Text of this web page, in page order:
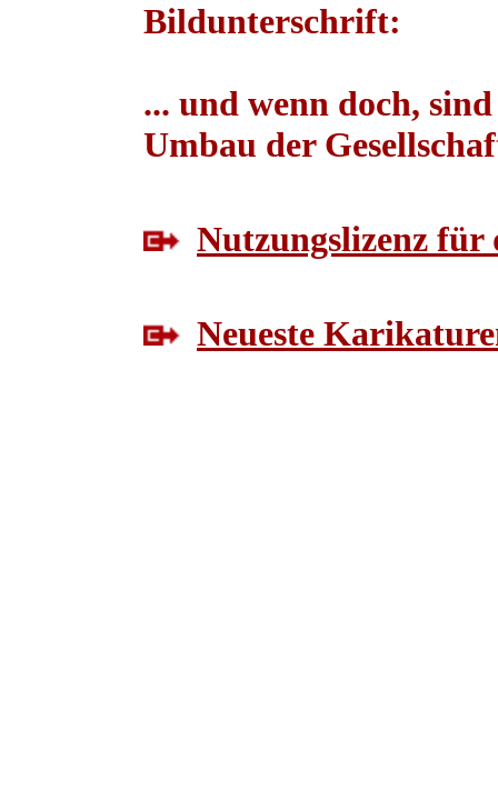
Bildunterschrift:
... und wenn doch,
Umbau der
Nutzungslizenz
Neueste